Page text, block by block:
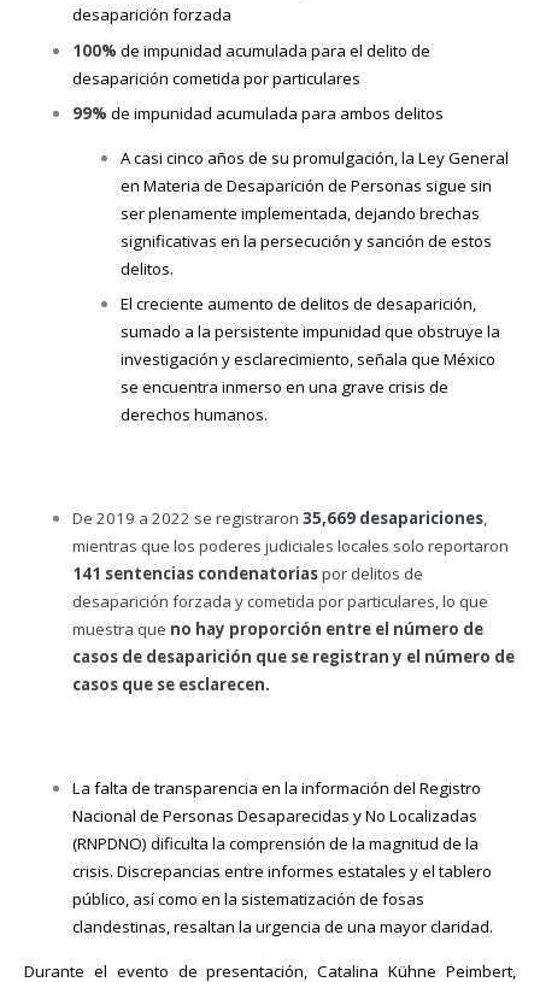
desaparición forzada
100% de impunidad acumulada para el delito de
desaparición cometida por particulares
99% de impunidad acumulada para ambos delitos
A casi cinco años de su promulgación, la Ley General
en Materia de Desaparición de Personas sigue sin
ser plenamente implementada, dejando brechas
significativas en la persecución y sanción de estos
delitos.
El creciente aumento de delitos de desaparición,
sumado a la persistente impunidad que obstruye la
investigación y esclarecimiento, señala que México
se encuentra inmerso en una grave crisis de
derechos humanos.
De 2019 a 2022 se registraron 35,669 desapariciones,
mientras que los poderes judiciales locales solo reportaron
141 sentencias condenatoriaspor delitos de
desaparición forzada y cometida por particulares, lo que
muestra que no hay proporción entre el número de
casos de desaparición que se registran y el número de
casos que se esclarecen.
La falta de transparencia en la información del Registro
Nacional de Personas Desaparecidas y No Localizadas
(RNPDNO) dificulta la comprensión de la magnitud de la
crisis. Discrepancias entre informes estatales y el tablero
público, así como en la sistematización de fosas
clandestinas, resaltan la urgencia de una mayor claridad.
Durante el evento de presentación, Catalina Kühne Peimbert,